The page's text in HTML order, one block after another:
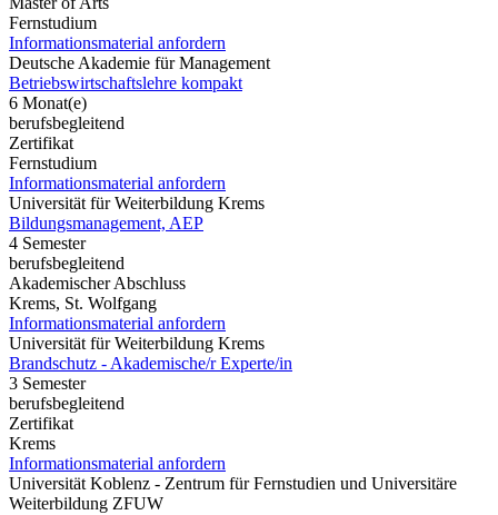
Fernstudium
Informationsmaterial anfordern
Deutsche Akademie für Management
Betriebswirtschaftslehre kompakt
6 Monat(e)
berufsbegleitend
Zertifikat
Fernstudium
Informationsmaterial anfordern
Universität für Weiterbildung Krems
Bildungsmanagement, AEP
4 Semester
berufsbegleitend
Akademischer Abschluss
Krems, St. Wolfgang
Informationsmaterial anfordern
Universität für Weiterbildung Krems
Brandschutz - Akademische/r Experte/in
3 Semester
berufsbegleitend
Zertifikat
Krems
Informationsmaterial anfordern
Universität Koblenz - Zentrum für Fernstudien und Universitäre
Weiterbildung ZFUW